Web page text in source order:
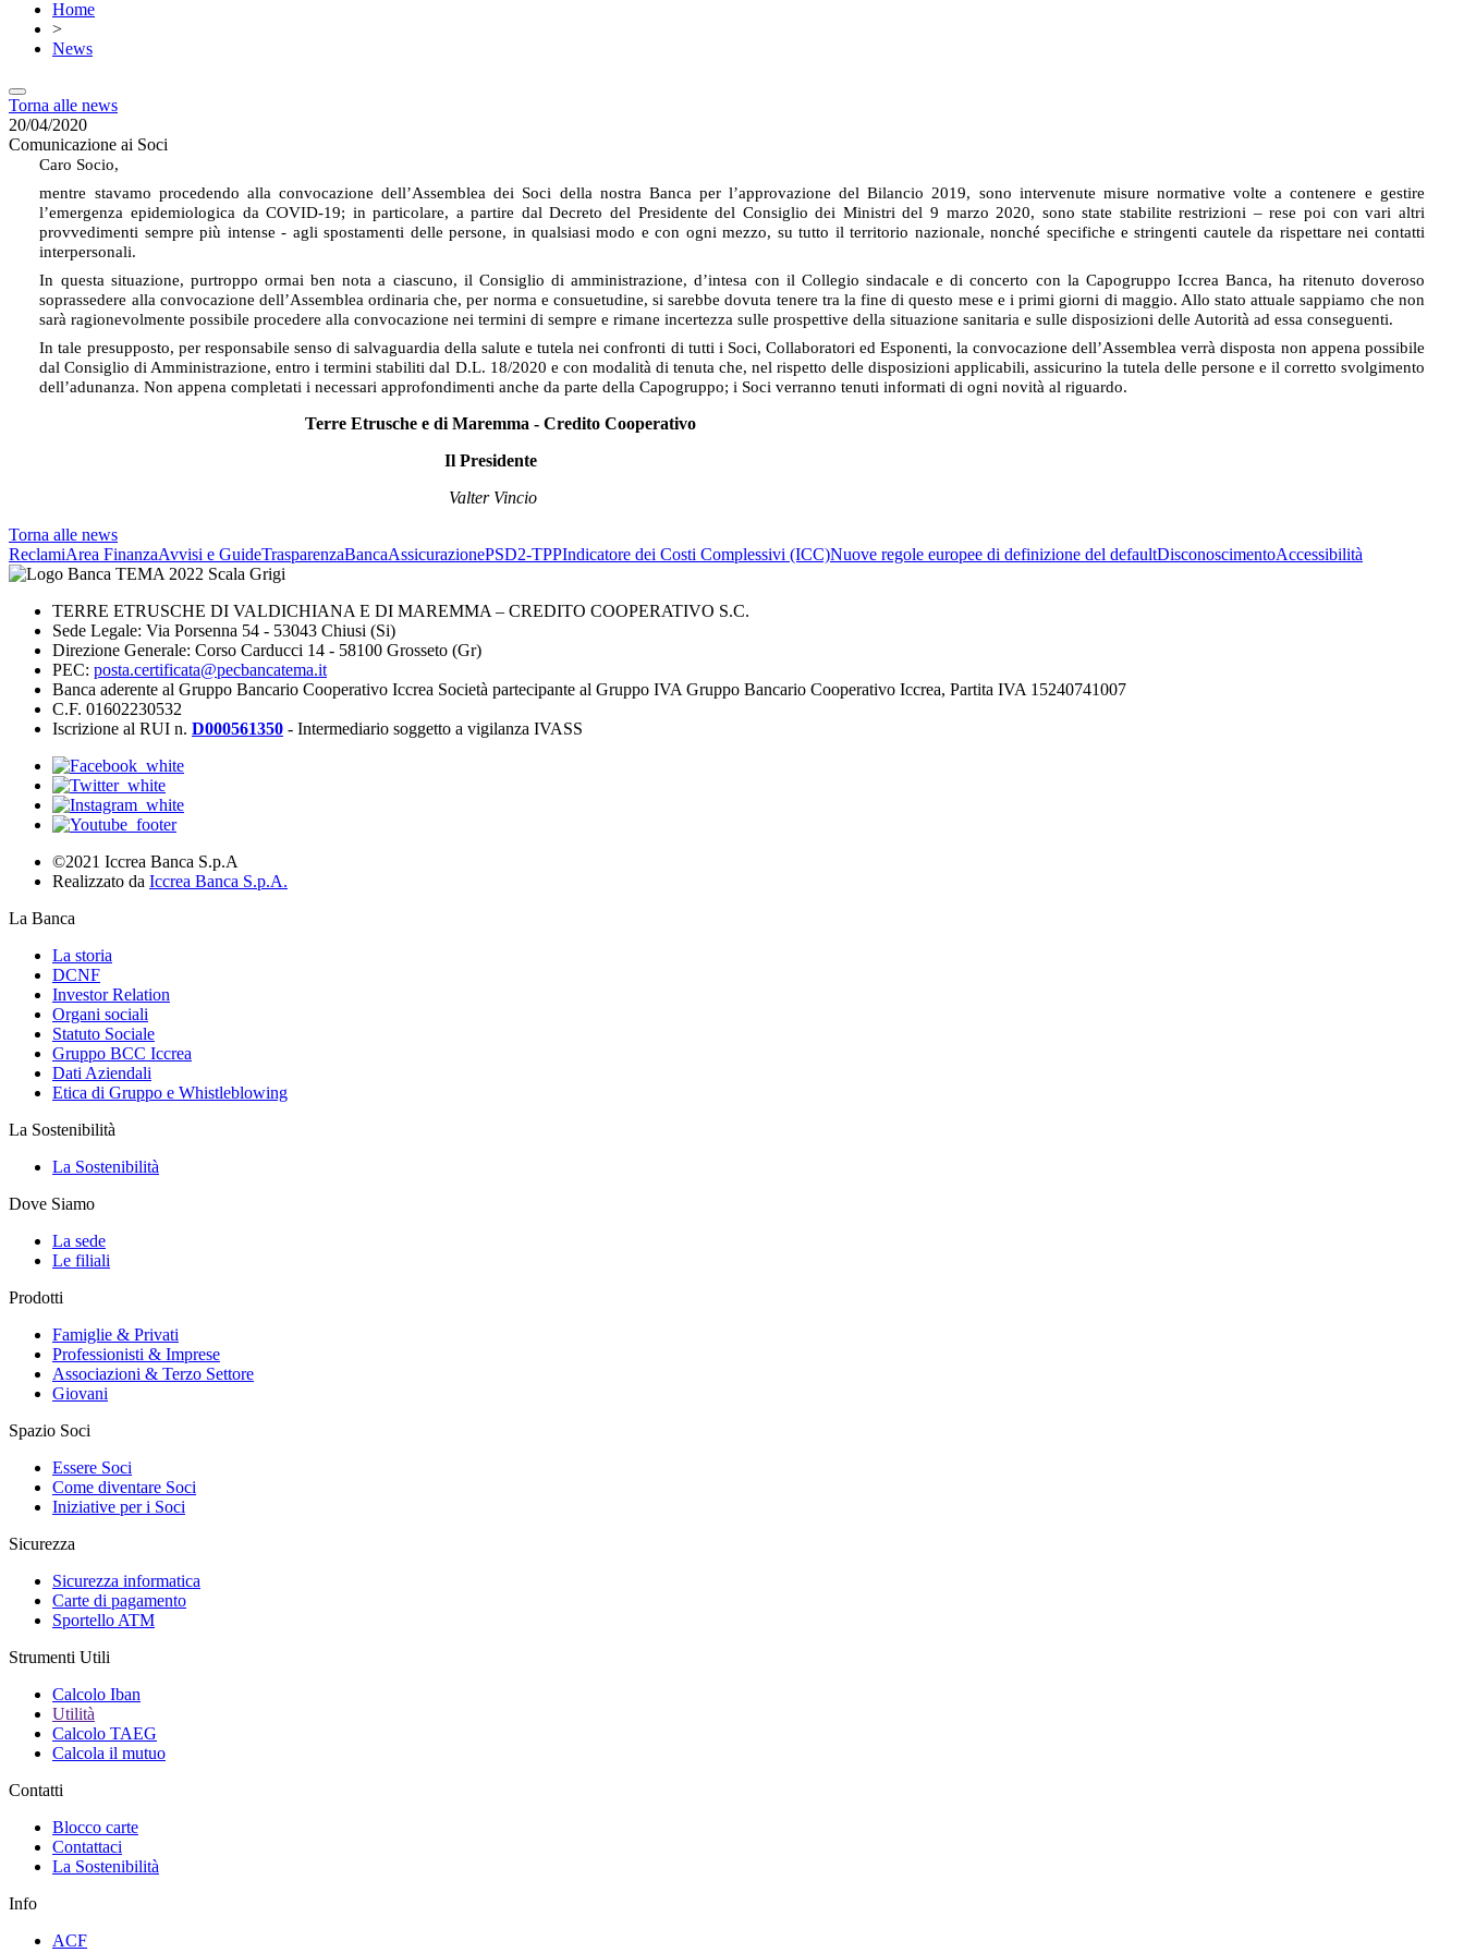
Home
>
News
Torna alle news
20/04/2020
Comunicazione ai Soci
Caro Socio,
mentre stavamo procedendo alla convocazione dell’Assemblea dei Soci della nostra Banca per l’approvazione del Bilancio 2019, sono intervenute misure normative volte a contenere e gestire
l’emergenza epidemiologica da COVID-19; in particolare, a partire dal Decreto del Presidente del Consiglio dei Ministri del 9 marzo 2020, sono state stabilite restrizioni – rese poi con vari altri
provvedimenti sempre più intense - agli spostamenti delle persone, in qualsiasi modo e con ogni mezzo, su tutto il territorio nazionale, nonché specifiche e stringenti cautele da rispettare nei contatti
interpersonali.
In questa situazione, purtroppo ormai ben nota a ciascuno, il Consiglio di amministrazione, d’intesa con il Collegio sindacale e di concerto con la Capogruppo Iccrea Banca, ha ritenuto doveroso
soprassedere alla convocazione dell’Assemblea ordinaria che, per norma e consuetudine, si sarebbe dovuta tenere tra la fine di questo mese e i primi giorni di maggio. Allo stato attuale sappiamo che non
sarà ragionevolmente possibile procedere alla convocazione nei termini di sempre e rimane incertezza sulle prospettive della situazione sanitaria e sulle disposizioni delle Autorità ad essa conseguenti.
In tale presupposto, per responsabile senso di salvaguardia della salute e tutela nei confronti di tutti i Soci, Collaboratori ed Esponenti, la convocazione dell’Assemblea verrà disposta non appena possibile
dal Consiglio di Amministrazione, entro i termini stabiliti dal D.L. 18/2020 e con modalità di tenuta che, nel rispetto delle disposizioni applicabili, assicurino la tutela delle persone e il corretto svolgimento
dell’adunanza. Non appena completati i necessari approfondimenti anche da parte della Capogruppo; i Soci verranno tenuti informati di ogni novità al riguardo.
Terre Etrusche e di Maremma - Credito Cooperativo
Il Presidente
Valter Vincio
Torna alle news
ReclamiArea FinanzaAvvisi e GuideTrasparenzaBancaAssicurazionePSD2-TPPIndicatore dei Costi Complessivi (ICC)Nuove regole europee di definizione del defaultDisconoscimentoAccessibilità
TERRE ETRUSCHE DI VALDICHIANA E DI MAREMMA – CREDITO COOPERATIVO S.C.
Sede Legale: Via Porsenna 54 - 53043 Chiusi (Si)
Direzione Generale: Corso Carducci 14 - 58100 Grosseto (Gr)
PEC: posta.certificata@pecbancatema.it
Banca aderente al Gruppo Bancario Cooperativo Iccrea Società partecipante al Gruppo IVA Gruppo Bancario Cooperativo Iccrea, Partita IVA 15240741007
C.F. 01602230532
Iscrizione al RUI n. D000561350 - Intermediario soggetto a vigilanza IVASS
©2021 Iccrea Banca S.p.A
Realizzato da Iccrea Banca S.p.A.
La Banca
La storia
DCNF
Investor Relation
Organi sociali
Statuto Sociale
Gruppo BCC Iccrea
Dati Aziendali
Etica di Gruppo e Whistleblowing
La Sostenibilità
La Sostenibilità
Dove Siamo
La sede
Le filiali
Prodotti
Famiglie & Privati
Professionisti & Imprese
Associazioni & Terzo Settore
Giovani
Spazio Soci
Essere Soci
Come diventare Soci
Iniziative per i Soci
Sicurezza
Sicurezza informatica
Carte di pagamento
Sportello ATM
Strumenti Utili
Calcolo Iban
Utilità
Calcolo TAEG
Calcola il mutuo
Contatti
Blocco carte
Contattaci
La Sostenibilità
Info
ACF